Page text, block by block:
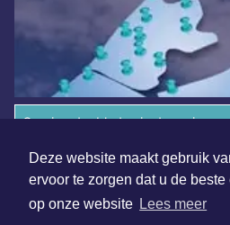
Deze website maakt gebruik
ervoor te zorgen dat u de
op onze website Lees meer
Overige dagbladen in de regio
Algemene voorwaarden
Disclaimer